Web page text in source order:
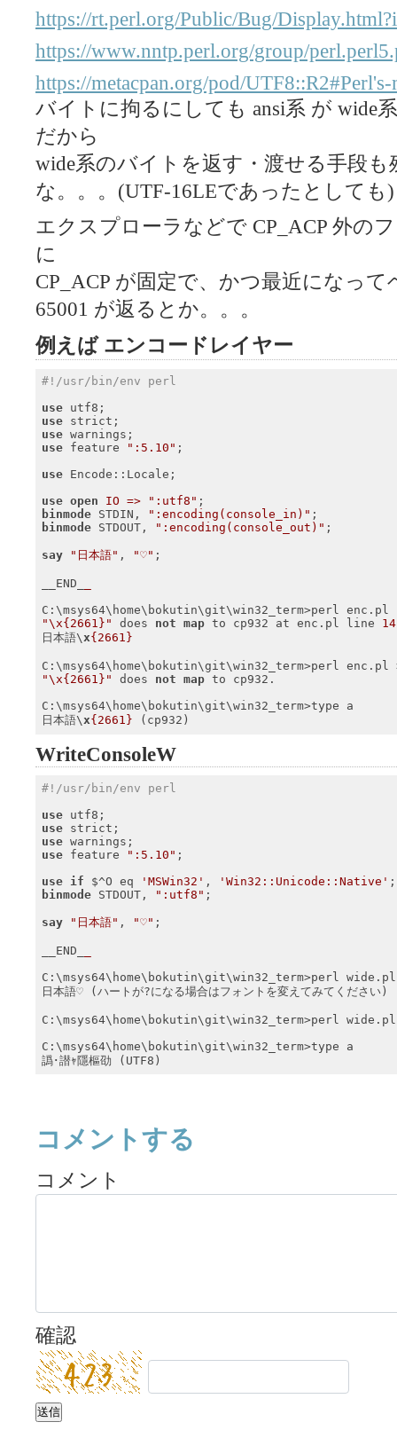
https://rt.perl.org/Public/Bug/
https://www.nntp.perl.org/group/
https://metacpan.org/pod/
バイトに拘るにしても ansi系 が wide
だから
wide系のバイトを返す・渡せる手段
な。。。(UTF-16LEであったとしても)
エクスプローラなどで CP_ACP 外の
に
CP_ACP が固定で、かつ最近になっ
65001 が返るとか。。。
例えば エンコードレイヤー
#!/usr/bin/env perl
use
use
use
use feature ":5.10" ;
use Encode::Locale;
use open IO => ":utf8"
binmode STDIN, ":encoding(console_in)"
binmode STDOUT, ":encoding(console_out)" ;
say "日本語" , "♡" ;
__END_
"\x{2661}" does not map to cp932 at enc.pl line 14
日本語\x{2661}
"\x{2661}" does not map to cp932.
C:\msys64\home\bokutin\git\win32_term>type a
日本語\x{2661} (cp932)
WriteConsoleW
#!/usr/bin/env perl
use
use
use
use feature ":5.10" ;
use
if $^O eq 'MSWin32' , 'Win32::Unicode::Native'
binmode STDOUT, ":utf8" ;
say "日本語" , "♡" ;
__END_
C:\msys64\home\bokutin\git\win32_term>perl wide.pl
日本語♡ (ハートが?になる場合はフォントを変えてみてください)
C:\msys64\home\bokutin\git\win32_term>perl
C:\msys64\home\bokutin\git\win32_term>type a
譌･譛ｬ隱樞劭 (UTF8)
コメントする
コメント
確認